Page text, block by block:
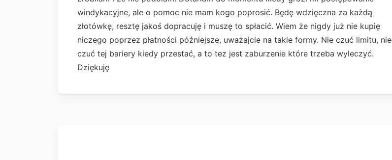
windykacyjne, ale o pomoc nie mam kogo poprosić. Będę wdzięczna za każdą
złotówkę, resztę jakoś dopracuję i muszę to spłacić. Wiem że nigdy już nie kupię
niczego poprzez płatności późniejsze, uważajcie na takie formy. Nie czuć limitu, nie
czuć tej bariery kiedy przestać, a to tez jest zaburzenie które trzeba wyleczyć.
Dziękuję